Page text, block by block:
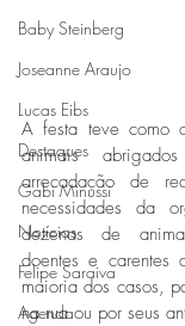
Baby Steinberg
Joseanne Araujo
Lucas Eibs
Destaques
Gabi Minussi
Notícias
Felipe Saraiva
Agenda
A festa teve como
animais
arrecadação de
necessidades da
dezenas de
doentes e
maioria dos casos,
na rua ou por seus